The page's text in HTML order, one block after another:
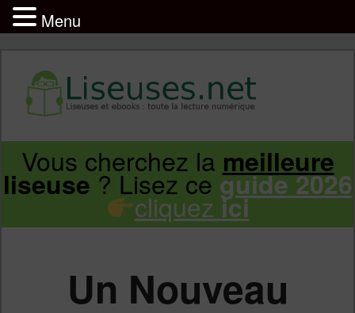
Infos sur les liseuses Kindle, Kobo,
Vivlio, Pocketbook
Aller
Aller
Vous cherchez la meilleure
liseuse? Lisez ceguide 2026
cliquez ici
Un Nouveau
Menu